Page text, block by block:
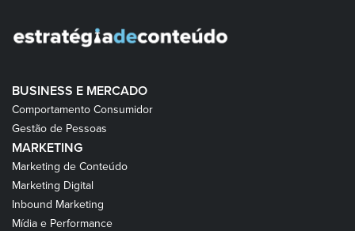
BUSINESS E MERCADO
Comportamento Consumidor
Gestão de Pessoas
MARKETING
Marketing de Conteúdo
Marketing Digital
Inbound Marketing
Mídia e Performance